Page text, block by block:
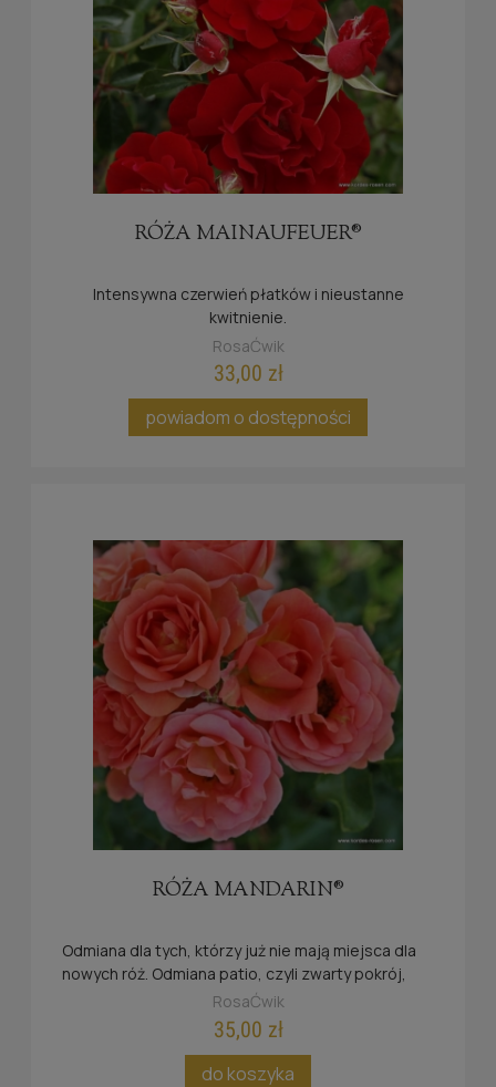
RÓŻA MAINAUFEUER®
Intensywna czerwień płatków i nieustanne
kwitnienie.
RosaĆwik
33,00 zł
powiadom o dostępności
RÓŻA MANDARIN®
Odmiana dla tych, którzy już nie mają miejsca dla
nowych róż. Odmiana patio, czyli zwarty pokrój,
coś między miniaturką, a różą rabatową.
RosaĆwik
35,00 zł
do koszyka